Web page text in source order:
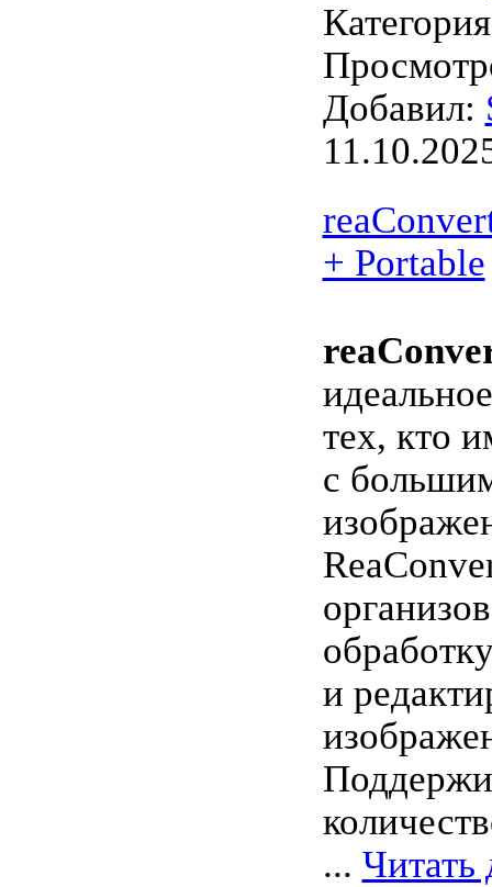
Добавил:
+ Portable
тех, кто
с
и
... Читать